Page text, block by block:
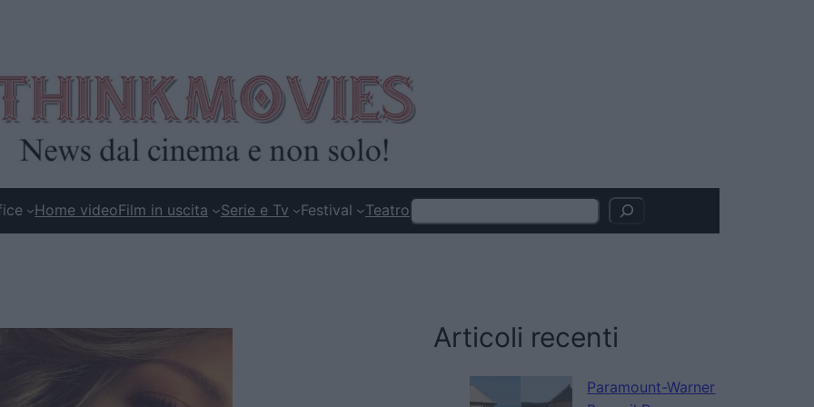
Home videoFilm in uscita Serie e Tv Festival TeatroSearch
Articoli recenti
Paramount-Warner